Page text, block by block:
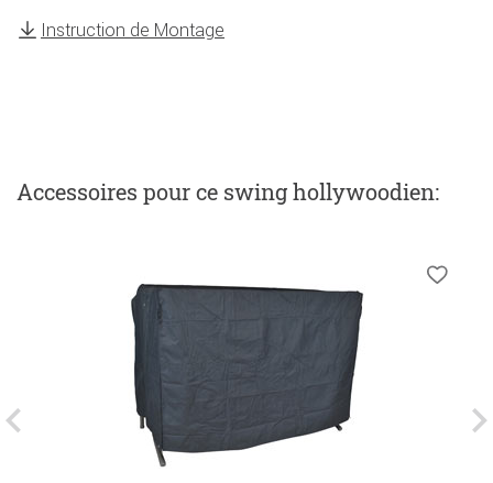
Instruction de Montage
Accessoires pour ce swing hollywoodien: